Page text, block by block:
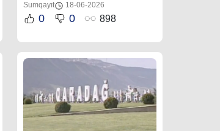
Sumqayıt 18-06-2026
0 0 898